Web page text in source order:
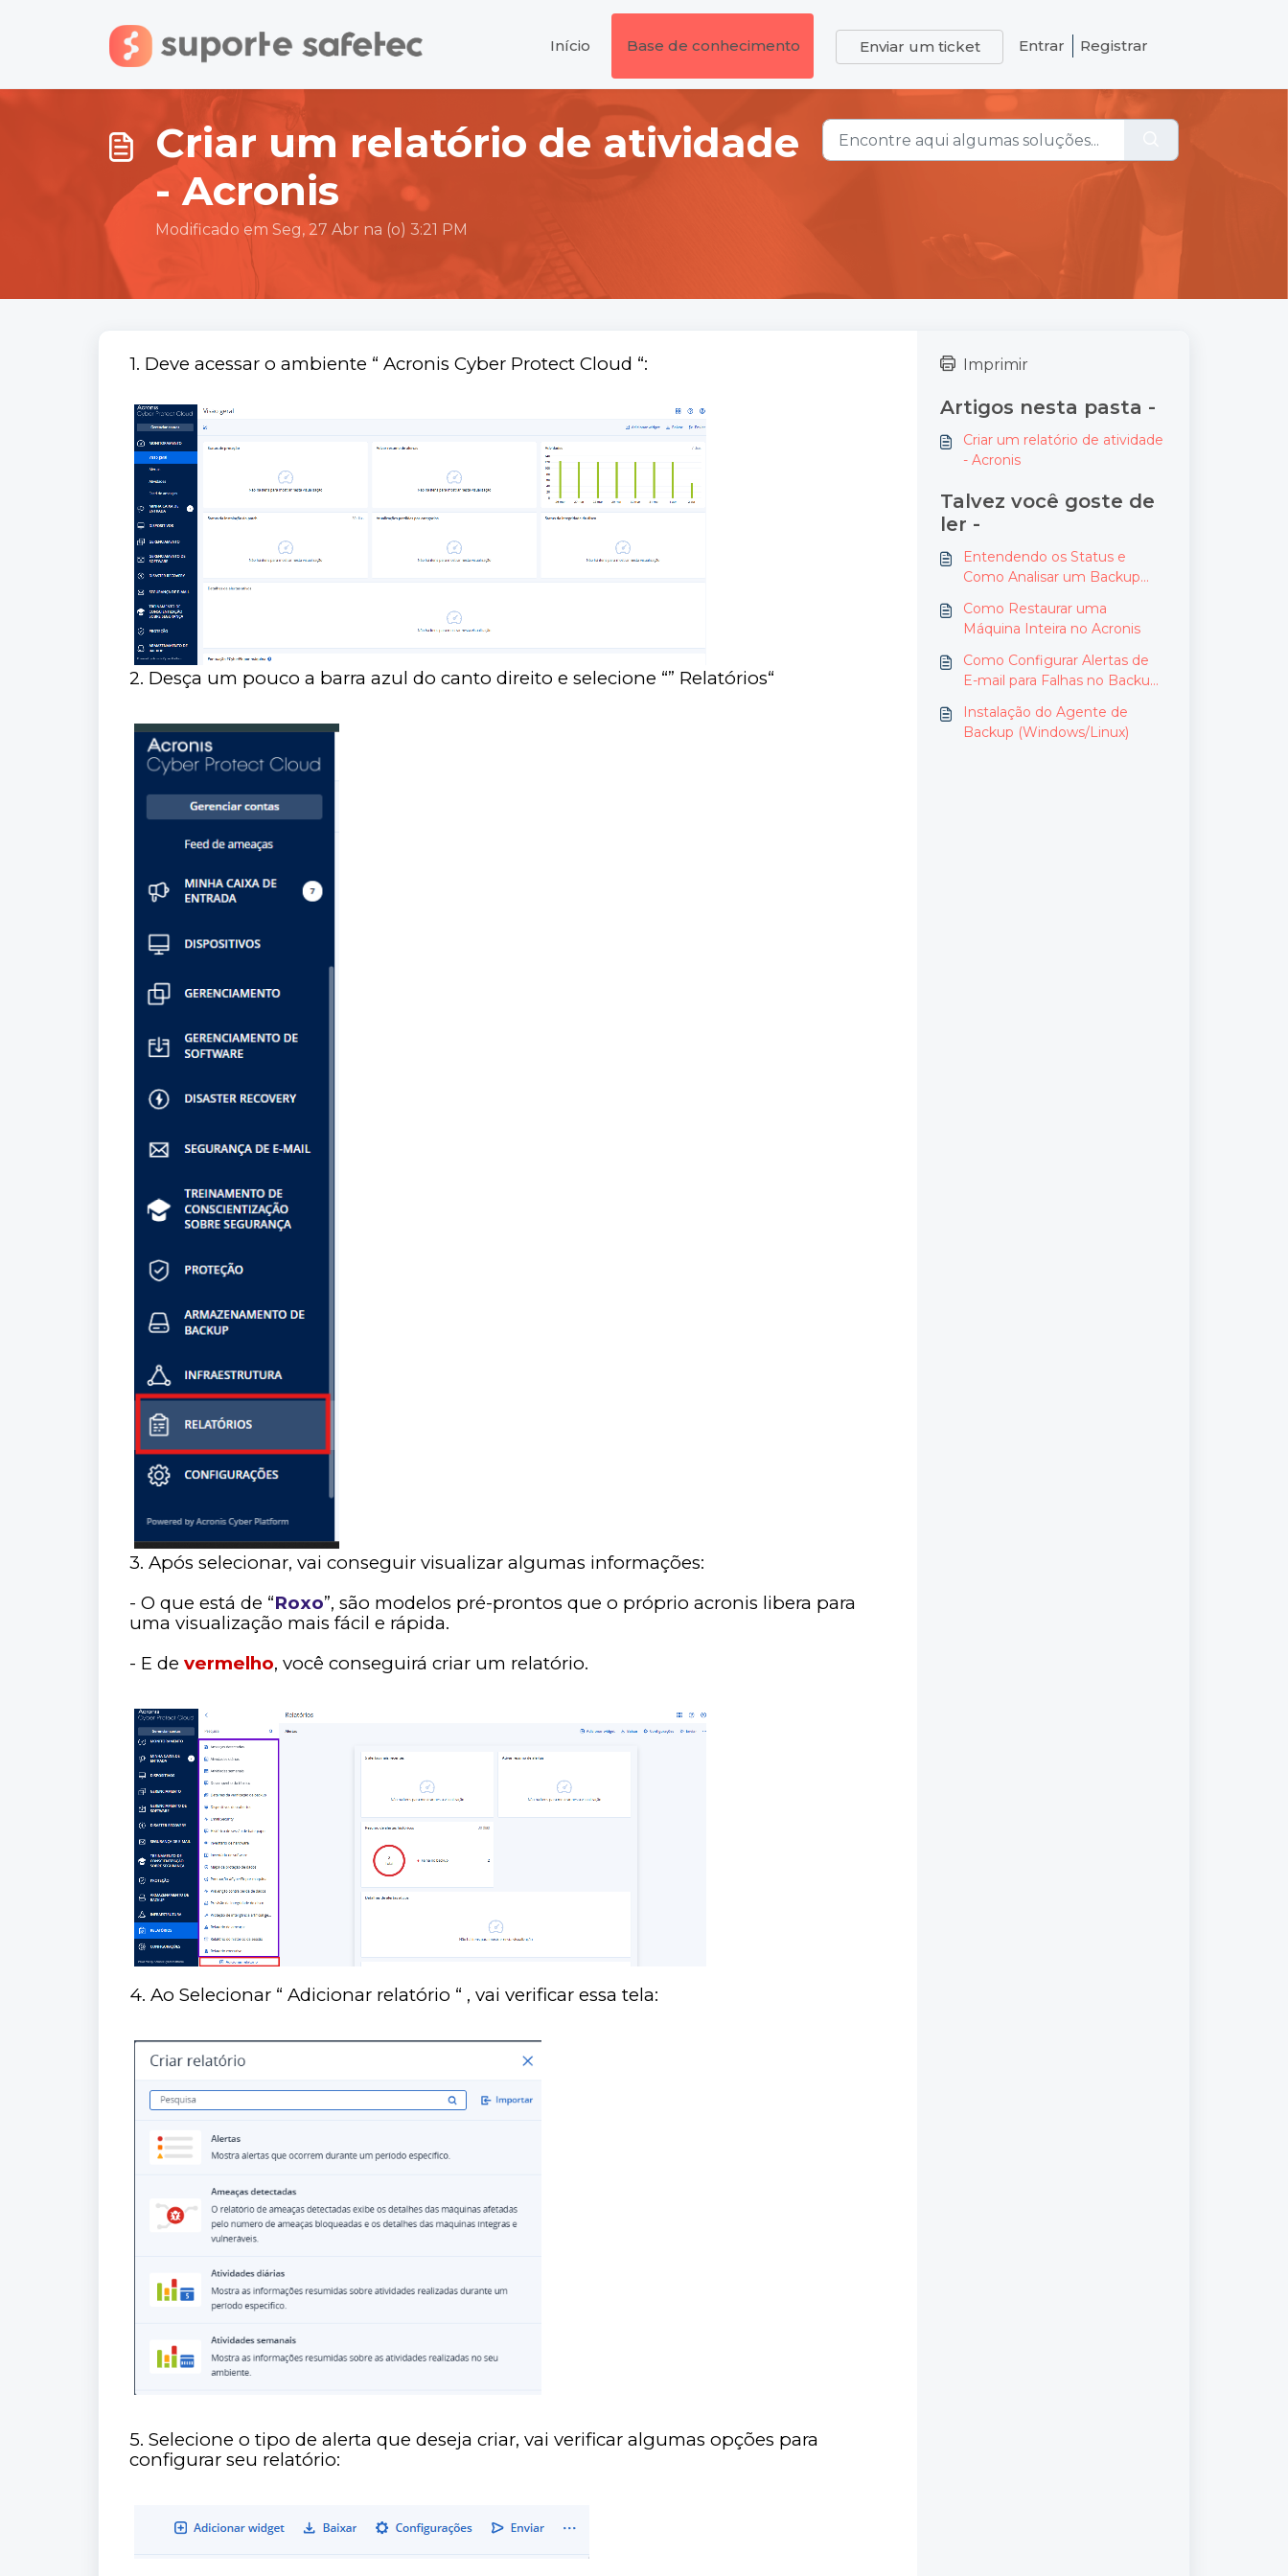
Início
Base de conhecimento Enviar um ticket Entrar Registrar
Criar um relatório de atividade
- Acronis
Modificado em Seg, 27 Abr na (o) 3:21 PM
1. Deve acessar o ambiente “ Acronis Cyber Protect Cloud “:
2. Desça um pouco a barra azul do canto direito e selecione “” Relatórios“
3. Após selecionar, vai conseguir visualizar algumas informações:
- O que está de “Roxo”, são modelos pré-prontos que o próprio acronis libera para
uma visualização mais fácil e rápida.
- E de vermelho, você conseguirá criar um relatório.
4. Ao Selecionar “ Adicionar relatório “ , vai verificar essa tela:
5. Selecione o tipo de alerta que deseja criar, vai verificar algumas opções para
configurar seu relatório:
Imprimir
Artigos nesta pasta -
Criar um relatório de atividade
- Acronis
Talvez você goste de
ler -
Entendendo os Status e
Como Analisar um Backup
Como Restaurar uma
Máquina Inteira no Acronis
Como Configurar Alertas de
E-mail para Falhas no Backup
Instalação do Agente de
Backup (Windows/Linux)